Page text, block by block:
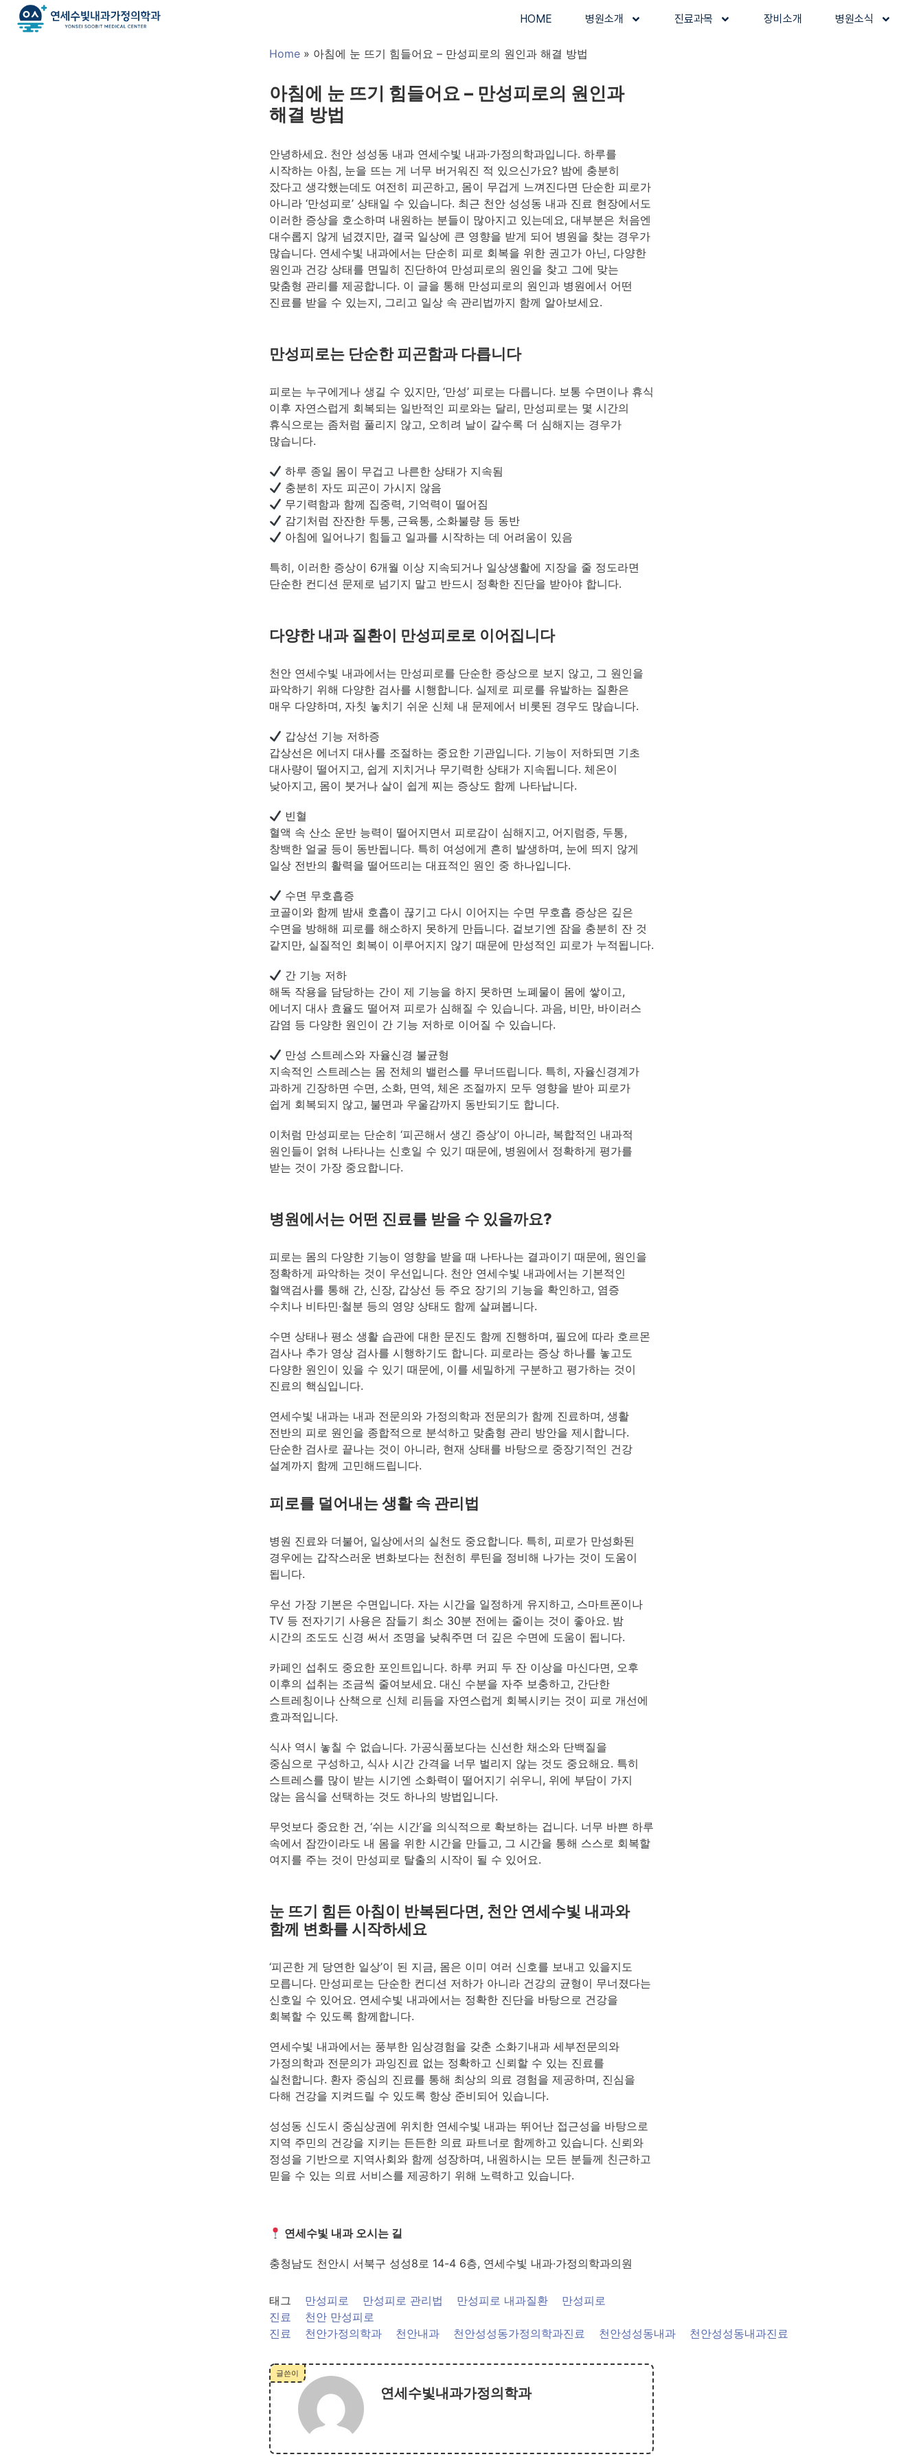
HOME 병원소개 진료과목 장비소개 병원소식
Home » 아침에 눈 뜨기 힘들어요 – 만성피로의 원인과 해결 방법
아침에 눈 뜨기 힘들어요 – 만성피로의 원인과
해결 방법
안녕하세요. 천안 성성동 내과 연세수빛 내과·가정의학과입니다. 하루를
시작하는 아침, 눈을 뜨는 게 너무 버거워진 적 있으신가요? 밤에 충분히
잤다고 생각했는데도 여전히 피곤하고, 몸이 무겁게 느껴진다면 단순한 피로가
아니라 ‘만성피로’ 상태일 수 있습니다. 최근 천안 성성동 내과 진료 현장에서도
이러한 증상을 호소하며 내원하는 분들이 많아지고 있는데요, 대부분은 처음엔
대수롭지 않게 넘겼지만, 결국 일상에 큰 영향을 받게 되어 병원을 찾는 경우가
많습니다. 연세수빛 내과에서는 단순히 피로 회복을 위한 권고가 아닌, 다양한
원인과 건강 상태를 면밀히 진단하여 만성피로의 원인을 찾고 그에 맞는
맞춤형 관리를 제공합니다. 이 글을 통해 만성피로의 원인과 병원에서 어떤
진료를 받을 수 있는지, 그리고 일상 속 관리법까지 함께 알아보세요.
만성피로는 단순한 피곤함과 다릅니다
피로는 누구에게나 생길 수 있지만, ‘만성’ 피로는 다릅니다. 보통 수면이나 휴식
이후 자연스럽게 회복되는 일반적인 피로와는 달리, 만성피로는 몇 시간의
휴식으로는 좀처럼 풀리지 않고, 오히려 날이 갈수록 더 심해지는 경우가
많습니다.
하루 종일 몸이 무겁고 나른한 상태가 지속됨
충분히 자도 피곤이 가시지 않음
무기력함과 함께 집중력, 기억력이 떨어짐
감기처럼 잔잔한 두통, 근육통, 소화불량 등 동반
아침에 일어나기 힘들고 일과를 시작하는 데 어려움이 있음
특히, 이러한 증상이 6개월 이상 지속되거나 일상생활에 지장을 줄 정도라면
단순한 컨디션 문제로 넘기지 말고 반드시 정확한 진단을 받아야 합니다.
다양한 내과 질환이 만성피로로 이어집니다
천안 연세수빛 내과에서는 만성피로를 단순한 증상으로 보지 않고, 그 원인을
파악하기 위해 다양한 검사를 시행합니다. 실제로 피로를 유발하는 질환은
매우 다양하며, 자칫 놓치기 쉬운 신체 내 문제에서 비롯된 경우도 많습니다.
갑상선 기능 저하증
갑상선은 에너지 대사를 조절하는 중요한 기관입니다. 기능이 저하되면 기초
대사량이 떨어지고, 쉽게 지치거나 무기력한 상태가 지속됩니다. 체온이
낮아지고, 몸이 붓거나 살이 쉽게 찌는 증상도 함께 나타납니다.
빈혈
혈액 속 산소 운반 능력이 떨어지면서 피로감이 심해지고, 어지럼증, 두통,
창백한 얼굴 등이 동반됩니다. 특히 여성에게 흔히 발생하며, 눈에 띄지 않게
일상 전반의 활력을 떨어뜨리는 대표적인 원인 중 하나입니다.
수면 무호흡증
코골이와 함께 밤새 호흡이 끊기고 다시 이어지는 수면 무호흡 증상은 깊은
수면을 방해해 피로를 해소하지 못하게 만듭니다. 겉보기엔 잠을 충분히 잔 것
같지만, 실질적인 회복이 이루어지지 않기 때문에 만성적인 피로가 누적됩니다.
간 기능 저하
해독 작용을 담당하는 간이 제 기능을 하지 못하면 노폐물이 몸에 쌓이고,
에너지 대사 효율도 떨어져 피로가 심해질 수 있습니다. 과음, 비만, 바이러스
감염 등 다양한 원인이 간 기능 저하로 이어질 수 있습니다.
만성 스트레스와 자율신경 불균형
지속적인 스트레스는 몸 전체의 밸런스를 무너뜨립니다. 특히, 자율신경계가
과하게 긴장하면 수면, 소화, 면역, 체온 조절까지 모두 영향을 받아 피로가
쉽게 회복되지 않고, 불면과 우울감까지 동반되기도 합니다.
이처럼 만성피로는 단순히 ‘피곤해서 생긴 증상’이 아니라, 복합적인 내과적
원인들이 얽혀 나타나는 신호일 수 있기 때문에, 병원에서 정확하게 평가를
받는 것이 가장 중요합니다.
병원에서는 어떤 진료를 받을 수 있을까요?
피로는 몸의 다양한 기능이 영향을 받을 때 나타나는 결과이기 때문에, 원인을
정확하게 파악하는 것이 우선입니다. 천안 연세수빛 내과에서는 기본적인
혈액검사를 통해 간, 신장, 갑상선 등 주요 장기의 기능을 확인하고, 염증
수치나 비타민·철분 등의 영양 상태도 함께 살펴봅니다.
수면 상태나 평소 생활 습관에 대한 문진도 함께 진행하며, 필요에 따라 호르몬
검사나 추가 영상 검사를 시행하기도 합니다. 피로라는 증상 하나를 놓고도
다양한 원인이 있을 수 있기 때문에, 이를 세밀하게 구분하고 평가하는 것이
진료의 핵심입니다.
연세수빛 내과는 내과 전문의와 가정의학과 전문의가 함께 진료하며, 생활
전반의 피로 원인을 종합적으로 분석하고 맞춤형 관리 방안을 제시합니다.
단순한 검사로 끝나는 것이 아니라, 현재 상태를 바탕으로 중장기적인 건강
설계까지 함께 고민해드립니다.
피로를 덜어내는 생활 속 관리법
병원 진료와 더불어, 일상에서의 실천도 중요합니다. 특히, 피로가 만성화된
경우에는 갑작스러운 변화보다는 천천히 루틴을 정비해 나가는 것이 도움이
됩니다.
우선 가장 기본은 수면입니다. 자는 시간을 일정하게 유지하고, 스마트폰이나
TV 등 전자기기 사용은 잠들기 최소 30분 전에는 줄이는 것이 좋아요. 밤
시간의 조도도 신경 써서 조명을 낮춰주면 더 깊은 수면에 도움이 됩니다.
카페인 섭취도 중요한 포인트입니다. 하루 커피 두 잔 이상을 마신다면, 오후
이후의 섭취는 조금씩 줄여보세요. 대신 수분을 자주 보충하고, 간단한
스트레칭이나 산책으로 신체 리듬을 자연스럽게 회복시키는 것이 피로 개선에
효과적입니다.
식사 역시 놓칠 수 없습니다. 가공식품보다는 신선한 채소와 단백질을
중심으로 구성하고, 식사 시간 간격을 너무 벌리지 않는 것도 중요해요. 특히
스트레스를 많이 받는 시기엔 소화력이 떨어지기 쉬우니, 위에 부담이 가지
않는 음식을 선택하는 것도 하나의 방법입니다.
무엇보다 중요한 건, ‘쉬는 시간’을 의식적으로 확보하는 겁니다. 너무 바쁜 하루
속에서 잠깐이라도 내 몸을 위한 시간을 만들고, 그 시간을 통해 스스로 회복할
여지를 주는 것이 만성피로 탈출의 시작이 될 수 있어요.
눈 뜨기 힘든 아침이 반복된다면, 천안 연세수빛 내과와
함께 변화를 시작하세요
‘피곤한 게 당연한 일상’이 된 지금, 몸은 이미 여러 신호를 보내고 있을지도
모릅니다. 만성피로는 단순한 컨디션 저하가 아니라 건강의 균형이 무너졌다는
신호일 수 있어요. 연세수빛 내과에서는 정확한 진단을 바탕으로 건강을
회복할 수 있도록 함께합니다.
연세수빛 내과에서는 풍부한 임상경험을 갖춘 소화기내과 세부전문의와
가정의학과 전문의가 과잉진료 없는 정확하고 신뢰할 수 있는 진료를
실천합니다. 환자 중심의 진료를 통해 최상의 의료 경험을 제공하며, 진심을
다해 건강을 지켜드릴 수 있도록 항상 준비되어 있습니다.
성성동 신도시 중심상권에 위치한 연세수빛 내과는 뛰어난 접근성을 바탕으로
지역 주민의 건강을 지키는 든든한 의료 파트너로 함께하고 있습니다. 신뢰와
정성을 기반으로 지역사회와 함께 성장하며, 내원하시는 모든 분들께 친근하고
믿을 수 있는 의료 서비스를 제공하기 위해 노력하고 있습니다.
연세수빛 내과 오시는 길
충청남도 천안시 서북구 성성8로 14-4 6층, 연세수빛 내과·가정의학과의원
태그 만성피로 만성피로 관리법 만성피로 내과질환
만성피로
진료
천안 만성피로
진료
천안가정의학과 천안내과 천안성성동가정의학과진료 천안성성동내과 천안성성동내과진료
글쓴이
연세수빛내과가정의학과